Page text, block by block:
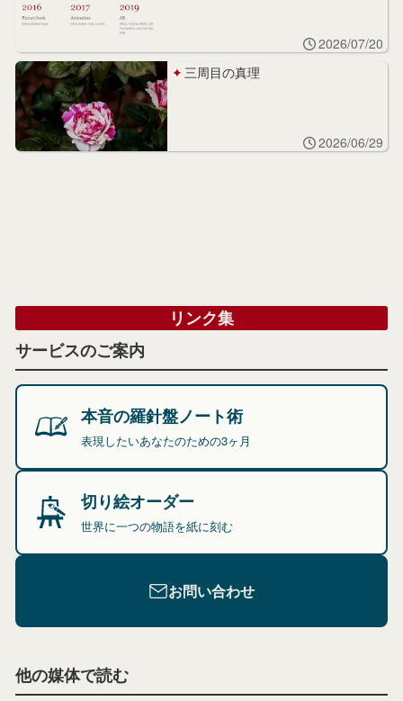
2026/07/20
三周目の真理
2026/06/29
リンク集
サービスのご案内
本音の羅針盤ノート術
表現したいあなたのための3ヶ月
切り絵オーダー
世界に一つの物語を紙に刻む
お問い合わせ
他の媒体で読む